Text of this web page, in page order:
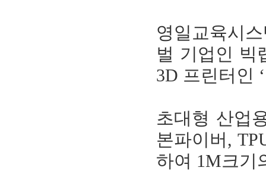
영일교육시
벌 기업인 빅
3D 프린터인
초대형 산업
본파이버,
하여 1M크기